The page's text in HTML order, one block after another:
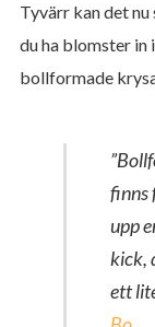
Tyvärr kan det
du ha blomster in
bollformade
finns
upp
kick,
ett